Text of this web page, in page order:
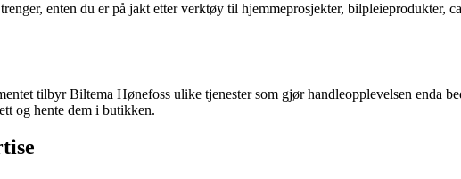
enten du er på jakt etter verktøy til hjemmeprosjekter,
tilbyr Biltema Hønefoss ulike tjenester som gjør handleopplevelsen enda
og hente dem i butikken.